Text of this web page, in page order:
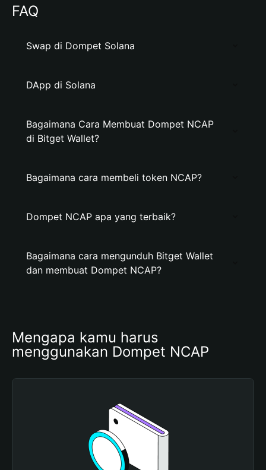
FAQ
Swap di Dompet Solana
DApp di Solana
Bagaimana Cara Membuat Dompet NCAP
di Bitget Wallet?
Bagaimana cara membeli token NCAP?
Dompet NCAP apa yang terbaik?
Bagaimana cara mengunduh Bitget Wallet
dan membuat Dompet NCAP?
Mengapa kamu harus
menggunakan Dompet NCAP